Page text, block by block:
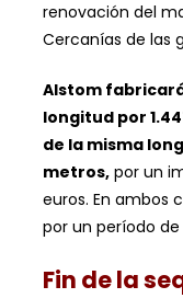
renovación del
Cercanías de las
Alstom
longitud por
de la misma
metros,por un
euros. En ambos
por un período de
Fin de la